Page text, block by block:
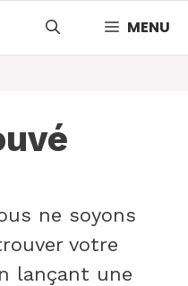
MENU
ne soyons
votre
lançant une